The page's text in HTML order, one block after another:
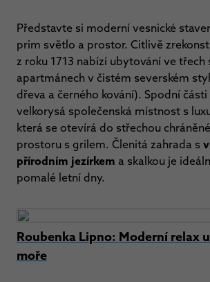
Představte si moderní vesnické
prim světlo a prostor. Citlivě
z roku 1713 nabízí ubytování ve
apartmánech v čistém severském
dřeva a černého kování). Spodní
velkorysá společenská místnost s
která se otevírá do střechou
prostoru s grilem. Členitá zahrada s
přírodním jezírkem a skalkou je
pomalé letní dny.
Roubenka Lipno: Moderní relax
moře